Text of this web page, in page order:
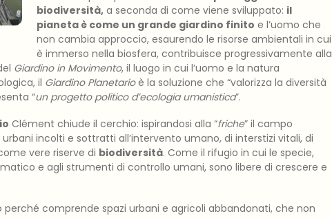
biodiversità, a seconda di come viene sviluppato: il
pianeta è come un grande giardino finito e l’uomo che
non cambia approccio, esaurendo le risorse ambientali in cui
è immerso nella biosfera, contribuisce progressivamente alla
Giardino in Movimento, il luogo in cui l’uomo e la natura
il Giardino Planetarioè la soluzione che “valorizza la diversità
“un progetto politico d’ecologia umanistica”.
Clément chiude il cerchio: ispirandosi alla “friche” il campo
incolti e sottratti all’intervento umano, di interstizi vitali, di
vere riserve di biodiversità. Come il rifugio in cui le specie,
e agli strumenti di controllo umani, sono libere di crescere e
perché comprende spazi urbani e agricoli abbandonati, che non